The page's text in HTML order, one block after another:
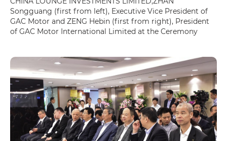
Songguang (first from left), Executive Vice President of
GAC Motor and ZENG Hebin (first from right), President
of GAC Motor International Limited at the Ceremony